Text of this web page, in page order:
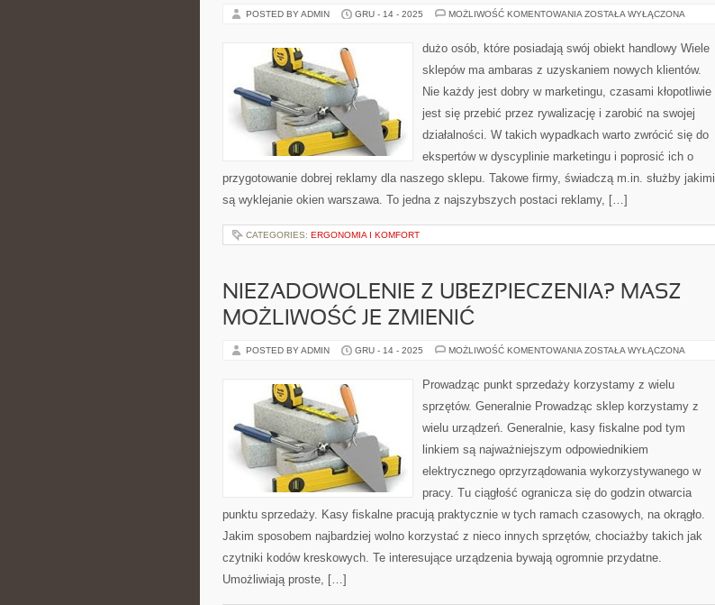
POSTED BY ADMIN GRU - 14 - 2025 MOŻLIWOŚĆ KOMENTOWANIA SZUKAJĄC
PRZYNOSZĄCEJ
PROFITY
W
TANIEJ,
ZOSTAŁA WYŁĄCZONA
dużo osób, które posiadają swój obiekt handlowy Wiele
sklepów ma ambaras z uzyskaniem nowych klientów.
Nie każdy jest dobry w marketingu, czasami kłopotliwie
jest się przebić przez rywalizację i zarobić na swojej
działalności. W takich wypadkach warto zwrócić się do
ekspertów w dyscyplinie marketingu i poprosić ich o
przygotowanie dobrej reklamy dla naszego sklepu. Takowe firmy, świadczą m.in. służby jakimi
są wyklejanie okien warszawa. To jedna z najszybszych postaci reklamy, […]
CATEGORIES: ERGONOMIA I KOMFORT
NIEZADOWOLENIE Z UBEZPIECZENIA? MASZ
MOŻLIWOŚĆ JE ZMIENIĆ
POSTED BY ADMIN GRU - 14 - 2025 MOŻLIWOŚĆ KOMENTOWANIA NIEZADOWOLENIE
MOŻLIWOŚĆ
ZMIENIĆ
ZOSTAŁA WYŁĄCZONA
Prowadząc punkt sprzedaży korzystamy z wielu
sprzętów. Generalnie Prowadząc sklep korzystamy z
wielu urządzeń. Generalnie, kasy fiskalne pod tym
linkiem są najważniejszym odpowiednikiem
elektrycznego oprzyrządowania wykorzystywanego w
pracy. Tu ciągłość ogranicza się do godzin otwarcia
punktu sprzedaży. Kasy fiskalne pracują praktycznie w tych ramach czasowych, na okrągło.
Jakim sposobem najbardziej wolno korzystać z nieco innych sprzętów, chociażby takich jak
czytniki kodów kreskowych. Te interesujące urządzenia bywają ogromnie przydatne.
Umożliwiają proste, […]